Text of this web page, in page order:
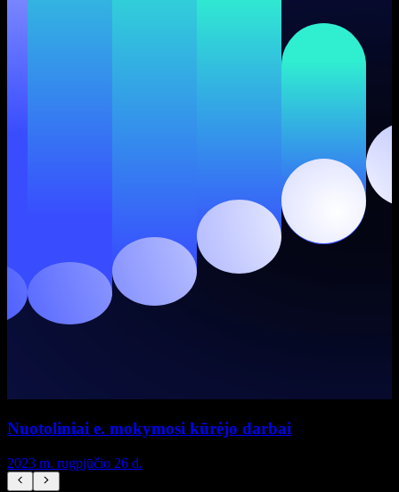
Nuotoliniai e. mokymosi kūrėjo darbai
2023 m. rugpjūčio 26 d.